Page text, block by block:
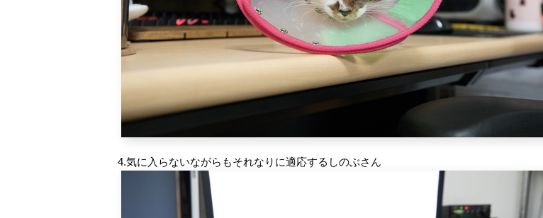
4.気に入らないながらもそれなりに適応するしのぶさん